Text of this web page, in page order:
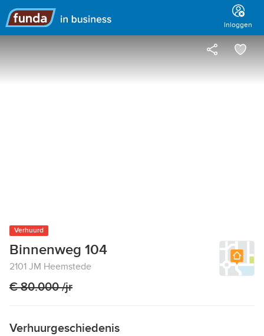
Hoofdmenu
Inloggen
Verhuurd
Binnenweg 104
2101 JM Heemstede
€ 80.000 /jr
Verhuurgeschiedenis